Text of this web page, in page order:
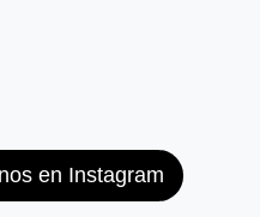
en Instagram